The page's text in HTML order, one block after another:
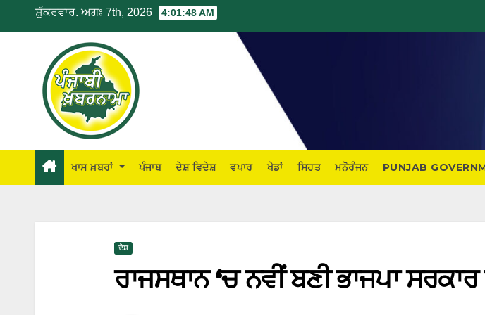
ਸ਼ੁੱਕਰਵਾਰ. ਅਗਃ 7th, 2026 4:01:49 AM
ਖਾਸ ਖ਼ਬਰਾਂ ਪੰਜਾਬ ਦੇਸ਼ ਵਿਦੇਸ਼ ਵਪਾਰ ਖੇਡਾਂ ਸਿਹਤ ਮਨੋਰੰਜਨ PUNJAB
ਦੇਸ਼
ਰਾਜਸਥਾਨ ‘ਚ ਨਵੀਂ ਬਣੀ ਭਾਜਪਾ